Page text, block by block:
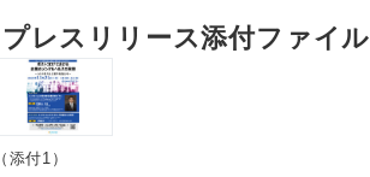
プレスリリース添付ファイル
（添付1）